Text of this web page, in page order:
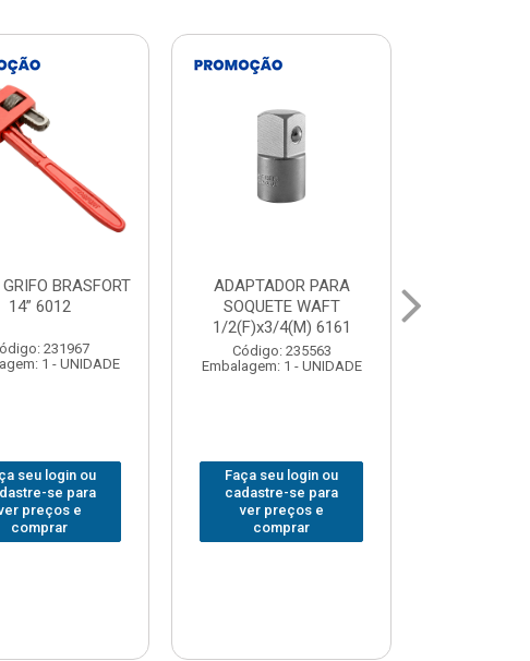
PARA
WAFT
235563
1 - UNIDADE
seu login ou
se para
preços e
comprar
ABAJOUR LED
BRASFORT COB MESA
7844
Código: 310379
Embalagem: 1 - UNIDADE
Faça seu login ou
cadastre-se para
ver preços e
comprar